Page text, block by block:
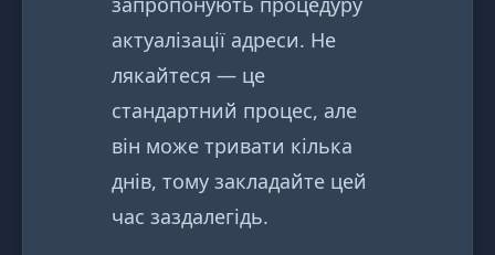
актуалізації адреси. Не
лякайтеся — це
стандартний процес, але
він може тривати кілька
днів, тому закладайте цей
час заздалегідь.